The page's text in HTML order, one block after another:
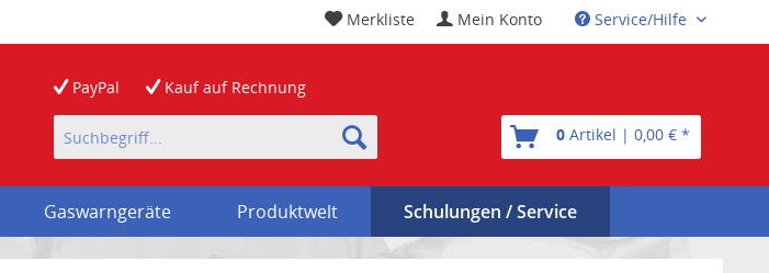
Service/Hilfe
Mein Konto
Merkliste
PayPal Kauf auf Rechnung
0 Artikel | 0,00 € *
Gaswarngeräte Produktwelt Schulungen / Service